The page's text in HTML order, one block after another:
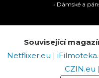
• Dámské a
Související
Netflixer.eu |
CZIN.eu |